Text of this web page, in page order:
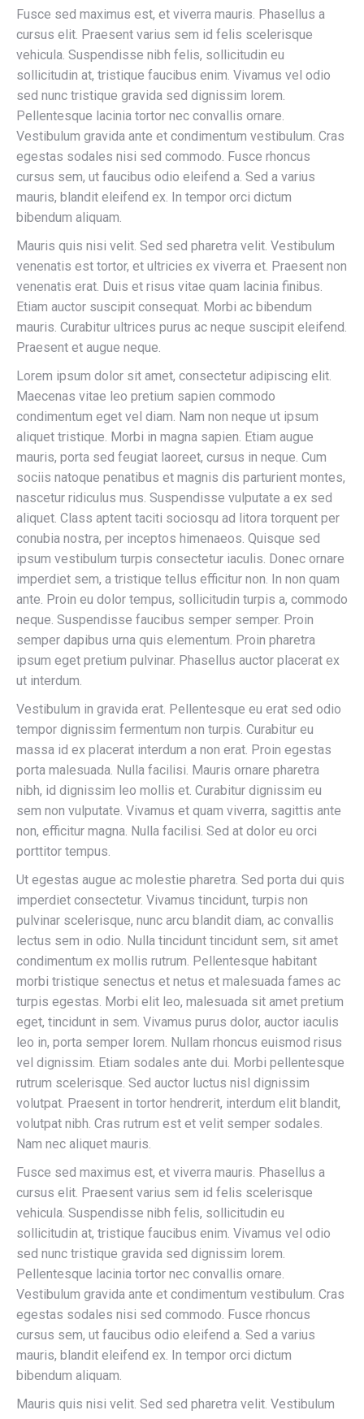
Fusce sed maximus est, et viverra mauris. Phasellus a
cursus elit. Praesent varius sem id felis scelerisque
vehicula. Suspendisse nibh felis, sollicitudin eu
sollicitudin at, tristique faucibus enim. Vivamus vel odio
sed nunc tristique gravida sed dignissim lorem.
Pellentesque lacinia tortor nec convallis ornare.
Vestibulum gravida ante et condimentum vestibulum. Cras
egestas sodales nisi sed commodo. Fusce rhoncus
cursus sem, ut faucibus odio eleifend a. Sed a varius
mauris, blandit eleifend ex. In tempor orci dictum
bibendum aliquam.
Mauris quis nisi velit. Sed sed pharetra velit. Vestibulum
venenatis est tortor, et ultricies ex viverra et. Praesent non
venenatis erat. Duis et risus vitae quam lacinia finibus.
Etiam auctor suscipit consequat. Morbi ac bibendum
mauris. Curabitur ultrices purus ac neque suscipit eleifend.
Praesent et augue neque.
Lorem ipsum dolor sit amet, consectetur adipiscing elit.
Maecenas vitae leo pretium sapien commodo
condimentum eget vel diam. Nam non neque ut ipsum
aliquet tristique. Morbi in magna sapien. Etiam augue
mauris, porta sed feugiat laoreet, cursus in neque. Cum
sociis natoque penatibus et magnis dis parturient montes,
nascetur ridiculus mus. Suspendisse vulputate a ex sed
aliquet. Class aptent taciti sociosqu ad litora torquent per
conubia nostra, per inceptos himenaeos. Quisque sed
ipsum vestibulum turpis consectetur iaculis. Donec ornare
imperdiet sem, a tristique tellus efficitur non. In non quam
ante. Proin eu dolor tempus, sollicitudin turpis a, commodo
neque. Suspendisse faucibus semper semper. Proin
semper dapibus urna quis elementum. Proin pharetra
ipsum eget pretium pulvinar. Phasellus auctor placerat ex
ut interdum.
Vestibulum in gravida erat. Pellentesque eu erat sed odio
tempor dignissim fermentum non turpis. Curabitur eu
massa id ex placerat interdum a non erat. Proin egestas
porta malesuada. Nulla facilisi. Mauris ornare pharetra
nibh, id dignissim leo mollis et. Curabitur dignissim eu
sem non vulputate. Vivamus et quam viverra, sagittis ante
non, efficitur magna. Nulla facilisi. Sed at dolor eu orci
porttitor tempus.
Ut egestas augue ac molestie pharetra. Sed porta dui quis
imperdiet consectetur. Vivamus tincidunt, turpis non
pulvinar scelerisque, nunc arcu blandit diam, ac convallis
lectus sem in odio. Nulla tincidunt tincidunt sem, sit amet
condimentum ex mollis rutrum. Pellentesque habitant
morbi tristique senectus et netus et malesuada fames ac
turpis egestas. Morbi elit leo, malesuada sit amet pretium
eget, tincidunt in sem. Vivamus purus dolor, auctor iaculis
leo in, porta semper lorem. Nullam rhoncus euismod risus
vel dignissim. Etiam sodales ante dui. Morbi pellentesque
rutrum scelerisque. Sed auctor luctus nisl dignissim
volutpat. Praesent in tortor hendrerit, interdum elit blandit,
volutpat nibh. Cras rutrum est et velit semper sodales.
Nam nec aliquet mauris.
Fusce sed maximus est, et viverra mauris. Phasellus a
cursus elit. Praesent varius sem id felis scelerisque
vehicula. Suspendisse nibh felis, sollicitudin eu
sollicitudin at, tristique faucibus enim. Vivamus vel odio
sed nunc tristique gravida sed dignissim lorem.
Pellentesque lacinia tortor nec convallis ornare.
Vestibulum gravida ante et condimentum vestibulum. Cras
egestas sodales nisi sed commodo. Fusce rhoncus
cursus sem, ut faucibus odio eleifend a. Sed a varius
mauris, blandit eleifend ex. In tempor orci dictum
bibendum aliquam.
Mauris quis nisi velit. Sed sed pharetra velit. Vestibulum